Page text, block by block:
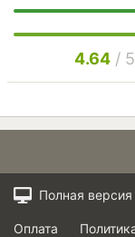
4.64/ 5
Полная версия
Оплата